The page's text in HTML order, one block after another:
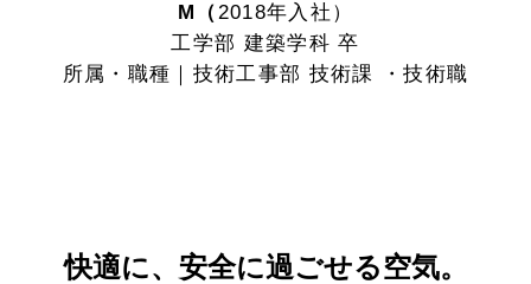
M（ 2018年入社）
工学部 建築学科 卒
所属・職種｜技術工事部 技術課 ・技術職
快適に、安全に過ごせる空気。